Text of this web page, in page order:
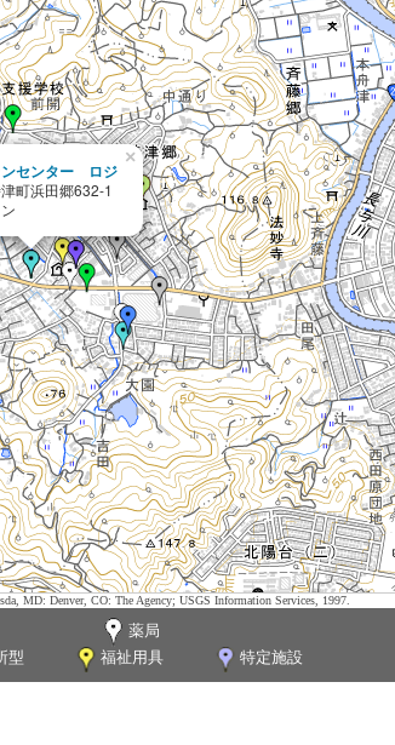
ンセンター ロジ
町浜田郷632-1
×
MD: Denver, CO: The Agency; USGS Information Services, 1997.
薬局
型 福祉用具 特定施設